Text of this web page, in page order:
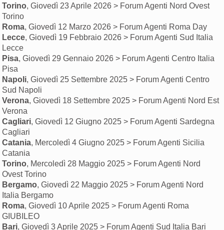
Torino, Giovedì 23 Aprile 2026 > Forum Agenti Nord Ovest
Torino
Roma, Giovedì 12 Marzo 2026 > Forum Agenti Roma Day
Lecce, Giovedì 19 Febbraio 2026 > Forum Agenti Sud Italia
Lecce
Pisa, Giovedì 29 Gennaio 2026 > Forum Agenti Centro Italia
Pisa
Napoli, Giovedì 25 Settembre 2025 > Forum Agenti Centro
Sud Napoli
Verona, Giovedì 18 Settembre 2025 > Forum Agenti Nord Est
Verona
Cagliari, Giovedì 12 Giugno 2025 > Forum Agenti Sardegna
Cagliari
Catania, Mercoledì 4 Giugno 2025 > Forum Agenti Sicilia
Catania
Torino, Mercoledì 28 Maggio 2025 > Forum Agenti Nord
Ovest Torino
Bergamo, Giovedì 22 Maggio 2025 > Forum Agenti Nord
Italia Bergamo
Roma, Giovedì 10 Aprile 2025 > Forum Agenti Roma
GIUBILEO
Bari, Giovedì 3 Aprile 2025 > Forum Agenti Sud Italia Bari